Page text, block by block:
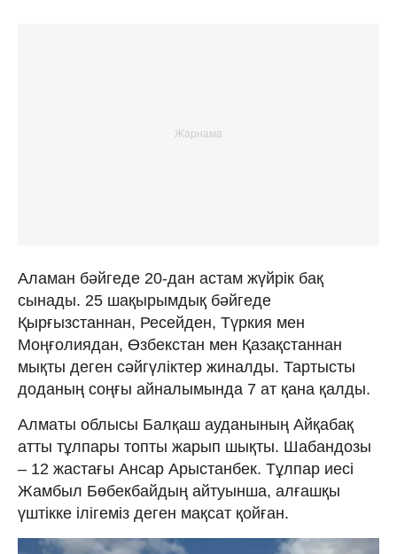
Аламан бәйгеде 20-дан астам жүйрік бақ
сынады. 25 шақырымдық бәйгеде
Қырғызстаннан, Ресейден, Түркия мен
Моңғолиядан, Өзбекстан мен Қазақстаннан
мықты деген сәйгүліктер жиналды. Тартысты
доданың соңғы айналымында 7 ат қана қалды.
Алматы облысы Балқаш ауданының Айқабақ
атты тұлпары топты жарып шықты. Шабандозы
– 12 жастағы Ансар Арыстанбек. Тұлпар иесі
Жамбыл Бөбекбайдың айтуынша, алғашқы
үштікке ілігеміз деген мақсат қойған.